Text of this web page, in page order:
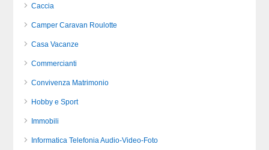
Caccia
Camper Caravan Roulotte
Casa Vacanze
Commercianti
Convivenza Matrimonio
Hobby e Sport
Immobili
Informatica Telefonia Audio-Video-Foto